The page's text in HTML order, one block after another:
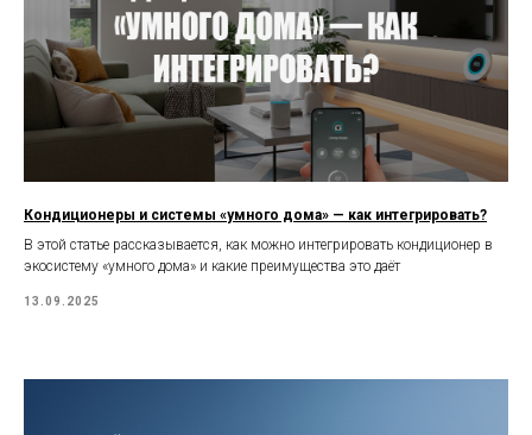
Кондиционеры и системы «умного дома» — как интегрировать?
В этой статье рассказывается, как можно интегрировать кондиционер в
экосистему «умного дома» и какие преимущества это даёт
13.09.2025